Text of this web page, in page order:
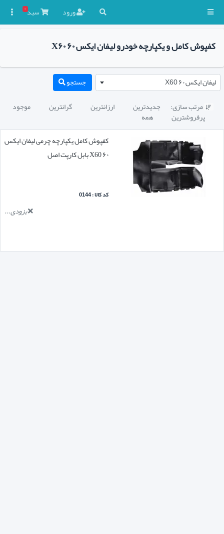
ورود سبد۰
کفپوش کامل و یکپارچه خودرو لیفان ایکس ۶۰ X۶۰
لیفان ایکس ۶۰ X60 جستجو
 مرتب سازی: جدیدترین ارزانترین گرانترین موجود
پرفروشترین
همه
کفپوش کامل یکپارچه چرمی لیفان ایکس
۶۰ X60 بابل کارپت اصل
کد کالا : 0144
بزودی...